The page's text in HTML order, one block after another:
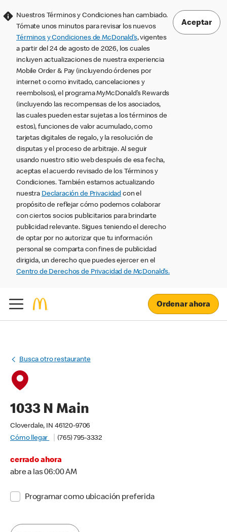
Nuestros Términos y Condiciones han cambiado.
Tómate unos minutos para revisar los nuevos
Términos y Condiciones de McDonald’s, vigentes
a partir del 24 de agosto de 2026, los cuales
incluyen actualizaciones de nuestra experiencia
Mobile Order & Pay (incluyendo órdenes por
internet o como invitado, cancelaciones y
reembolsos), el programa MyMcDonald’s Rewards
(incluyendo las recompensas de los asociados,
las cuales pueden estar sujetas a los términos de
estos), funciones de valor acumulado, como
tarjetas digitales de regalo, y la resolución de
disputas y el proceso de arbitraje. Al seguir
usando nuestro sitio web después de esa fecha,
aceptas el acuerdo revisado de los Términos y
Condiciones. También estamos actualizando
nuestra Declaración de Privacidad con el
propósito de reflejar cómo podemos colaborar
con ciertos socios publicitarios para brindarte
publicidad relevante. Sigues teniendo el derecho
de optar por no autorizar que tu información
personal se comparta con fines de publicidad
dirigida, un derecho que puedes ejercer en el
Centro de Derechos de Privacidad de McDonald’s.
Aceptar
Ordenar ahora
Busca otro restaurante
1033 N Main
Cloverdale, IN 46120-9706
Cómo llegar
(765) 795-3332
cerrado ahora
abre a las 06:00 AM
Programar como ubicación preferida